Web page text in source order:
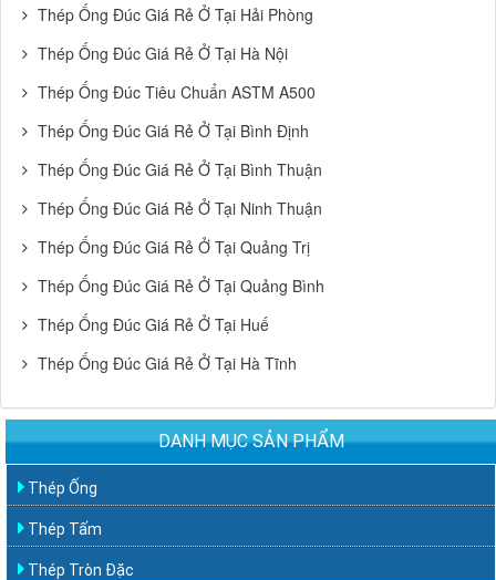
Thép Ống Đúc Giá Rẻ Ở Tại Hải Phòng
Thép Ống Đúc Giá Rẻ Ở Tại Hà Nội
Thép Ống Đúc Tiêu Chuẩn ASTM A500
Thép Ống Đúc Giá Rẻ Ở Tại Bình Định
Thép Ống Đúc Giá Rẻ Ở Tại Bình Thuận
Thép Ống Đúc Giá Rẻ Ở Tại Ninh Thuận
Thép Ống Đúc Giá Rẻ Ở Tại Quảng Trị
Thép Ống Đúc Giá Rẻ Ở Tại Quảng Bình
Thép Ống Đúc Giá Rẻ Ở Tại Huế
Thép Ống Đúc Giá Rẻ Ở Tại Hà Tĩnh
DANH MỤC SẢN PHẨM
Thép Ống
Thép Tấm
Thép Tròn Đặc